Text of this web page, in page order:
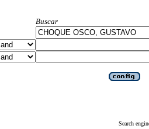
Buscar
Search